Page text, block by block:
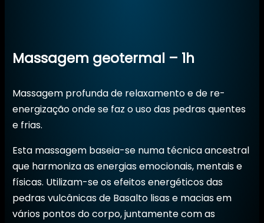
Massagem geotermal – 1h
Massagem profunda de relaxamento e de re-
energização onde se faz o uso das pedras quentes
e frias.
Esta massagem baseia-se numa técnica ancestral
que harmoniza as energias emocionais, mentais e
físicas. Utilizam-se os efeitos energéticos das
pedras vulcânicas de Basalto lisas e macias em
vários pontos do corpo, juntamente com as